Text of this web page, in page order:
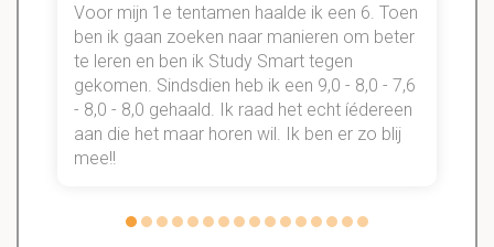
Voor mijn 1e tentamen haalde ik een 6. Toen
ben ik gaan zoeken naar manieren om beter
te leren en ben ik Study Smart tegen
gekomen. Sindsdien heb ik een 9,0 - 8,0 - 7,6
- 8,0 - 8,0 gehaald. Ik raad het echt íédereen
aan die het maar horen wil. Ik ben er zo blij
mee!!